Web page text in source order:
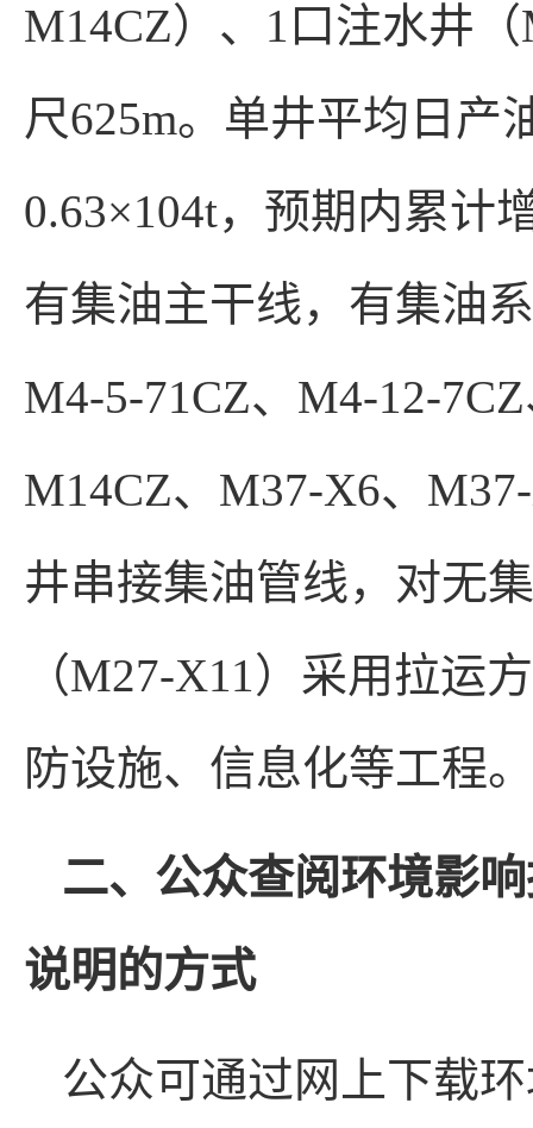
M14CZ）、1口注水井
尺625m。单井平均日产
0.63×104t，预期内累计
有集油主干线，有集油
M4-5-71CZ、M4-12-
M14CZ、M37-X6、
井串接集油管线，对无
（M27-X11）采用拉运
防设施、信息化等工程。
二、公众查阅环境影
说明的方式
公众可通过网上下载